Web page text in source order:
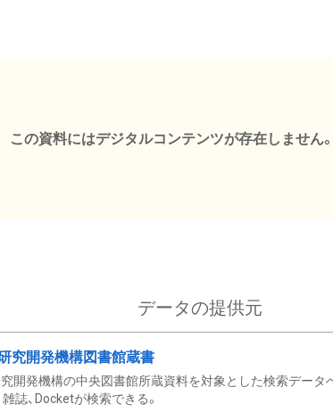
この資料にはデジタルコンテンツが存在しません。
データの提供元
究開発機構図書館蔵書
開発機構の中央図書館所蔵資料を対象とした検索データ
雑誌、Docketが検索できる。